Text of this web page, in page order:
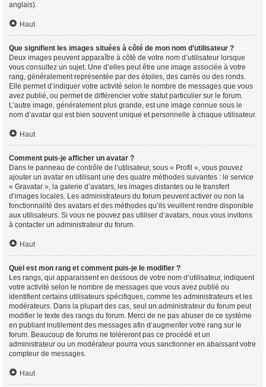
anglais).
Haut
Que signifient les images situées à côté de mon nom d’utilisateur ?
Deux images peuvent apparaître à côté de votre nom d’utilisateur lorsque
vous consultez un sujet. Une d’elles peut être une image associée à votre
rang, généralement représentée par des étoiles, des carrés ou des ronds.
Elle permet d’indiquer votre activité selon le nombre de messages que vous
avez publié, ou permet de différencier votre statut particulier sur le forum.
L’autre image, généralement plus grande, est une image connue sous le
nom d’avatar qui est bien souvent unique et personnelle à chaque utilisateur.
Haut
Comment puis-je afficher un avatar ?
Dans le panneau de contrôle de l’utilisateur, sous « Profil », vous pouvez
ajouter un avatar en utilisant une des quatre méthodes suivantes : le service
« Gravatar », la galerie d’avatars, les images distantes ou le transfert
d’images locales. Les administrateurs du forum peuvent activer ou non la
fonctionnalité des avatars et des méthodes qu’ils veuillent rendre disponible
aux utilisateurs. Si vous ne pouvez pas utiliser d’avatars, nous vous invitons
à contacter un administrateur du forum.
Haut
Quel est mon rang et comment puis-je le modifier ?
Les rangs, qui apparaissent en dessous de votre nom d’utilisateur, indiquent
votre activité selon le nombre de messages que vous avez publié ou
identifient certains utilisateurs spécifiques, comme les administrateurs et les
modérateurs. Dans la plupart des cas, seul un administrateur du forum peut
modifier le texte des rangs du forum. Merci de ne pas abuser de ce système
en publiant inutilement des messages afin d’augmenter votre rang sur le
forum. Beaucoup de forums ne toléreront pas ce procédé et un
administrateur ou un modérateur pourra vous sanctionner en abaissant votre
compteur de messages.
Haut